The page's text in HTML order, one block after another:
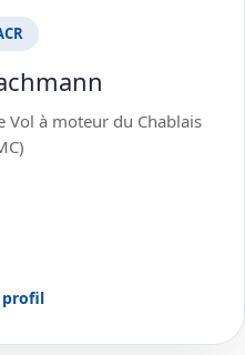
Vol à moteur du Chablais
profil